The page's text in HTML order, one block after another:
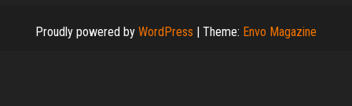
Proudly powered by WordPress | Theme: Envo Magazine